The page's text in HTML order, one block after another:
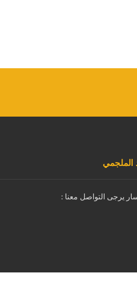
يرجى التواصل معنا :